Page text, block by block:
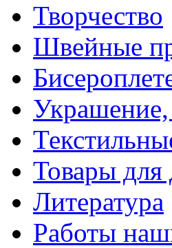
Творчество
Швейные
Украшение,
Товары для
Литература
Работы